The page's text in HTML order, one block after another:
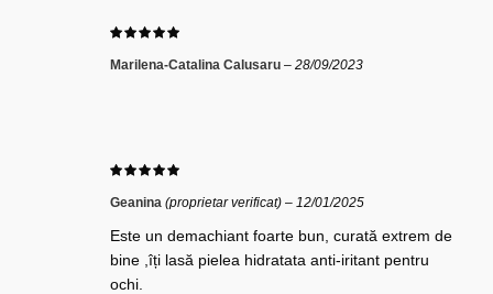
Marilena-Catalina Calusaru – 28/09/2023
Geanina (proprietar verificat) – 12/01/2025
Este un demachiant foarte bun, curată extrem de
bine ,îți lasă pielea hidratata anti-iritant pentru
ochi.